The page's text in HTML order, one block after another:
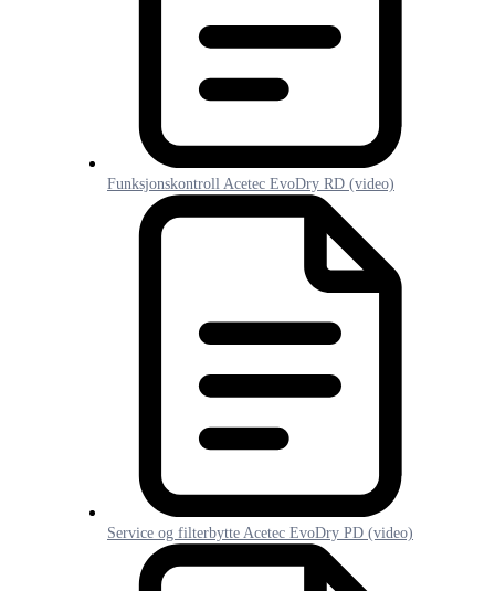
Funksjonskontroll Acetec EvoDry RD (video)
Service og filterbytte Acetec EvoDry PD (video)